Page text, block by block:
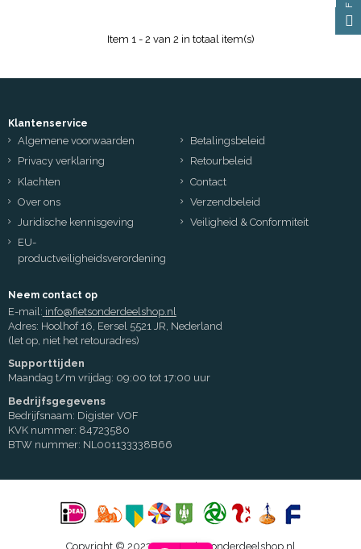
Item 1 - 2 van 2 in totaal item(s)
Klantenservice
Algemene voorwaarden
Betalingsbeleid
Privacy verklaring
Retourbeleid
Klachten
Contact
Over ons
Verzendbeleid
Juridische kennisgeving
Veiligheid & Conformiteit
EU-
productveiligheidsverordening
Neem contact op
E-mail: info@fietsonderdeelshop.nl
Adres: Hoolhof 16, Eersel 5521 JR, Nederland
(let op, niet het retouradres)
Supporttijden
Maandag t/m vrijdag: 09:00 tot 17:00 uur
Bedrijfsgegevens
Bedrijfsnaam: Digister VOF
KVK nummer: 84723580
BTW nummer: NL001133338B66
Copyright © 2023 - 2026 Fietsonderdeelshop.nl